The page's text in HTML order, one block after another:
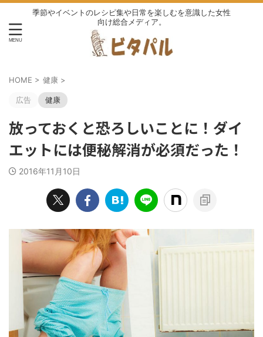
季節やイベントのレシピ集や日常を楽しむを意識した女性
向け総合メディア。
HOME > 健康 >
広告 健康
放っておくと恐ろしいことに！ダイ
エットには便秘解消が必須だった！
2016年11月10日